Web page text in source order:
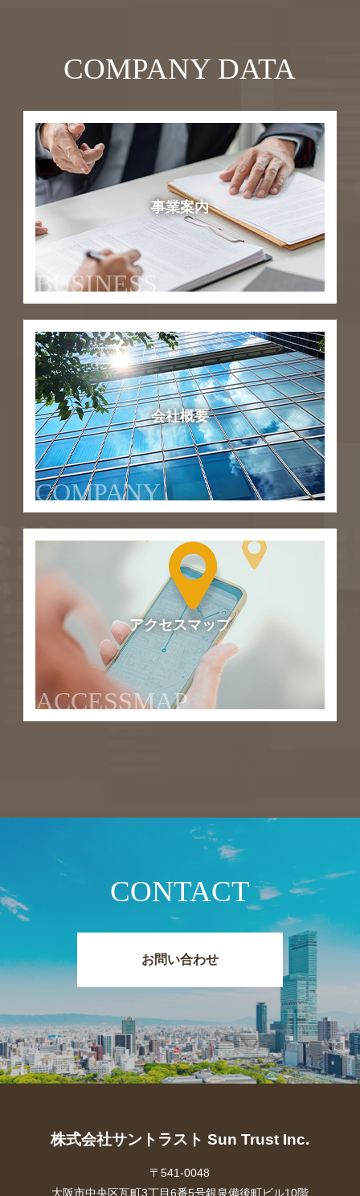
COMPANY DATA
事業案内
BUSINESS
会社概要
COMPANY
アクセスマップ
ACCESSMAP
CONTACT
お問い合わせ
株式会社サントラスト Sun Trust Inc.
〒541-0048
大阪市中央区瓦町3丁目6番5号銀泉備後町ビル10階